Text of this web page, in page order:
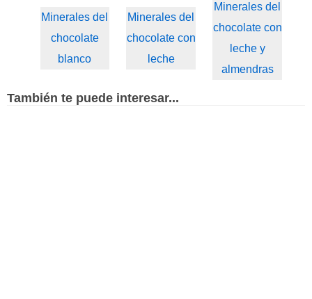
Minerales del
chocolate
blanco
Minerales del
chocolate con
leche
Minerales del
chocolate con
leche y
almendras
También te puede interesar...